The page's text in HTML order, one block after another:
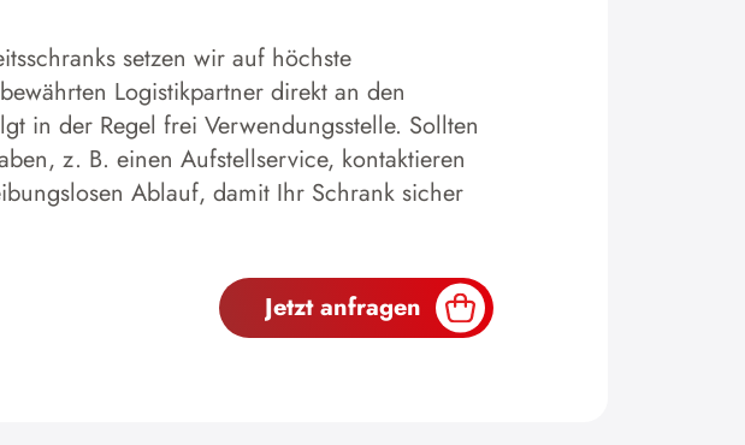
setzen wir auf höchste
Logistikpartner direkt an den
in der Regel frei Verwendungsstelle. Sollten
z. B. einen Aufstellservice, kontaktieren
Ablauf, damit Ihr Schrank sicher
Jetzt anfragen